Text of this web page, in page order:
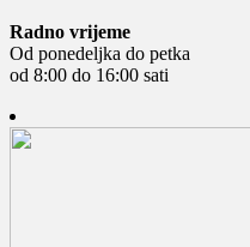
Radno vrijeme
Od ponedeljka do petka
od 8:00 do 16:00 sati